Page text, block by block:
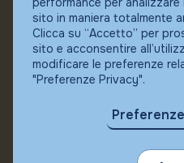
Banca Ifigest SpA
P.Iva: 04337180485
sito in maniera totalmente
Clicca su “Accetto” per
sito e acconsentire
modificare le preferenze
"Preferenze Privacy".